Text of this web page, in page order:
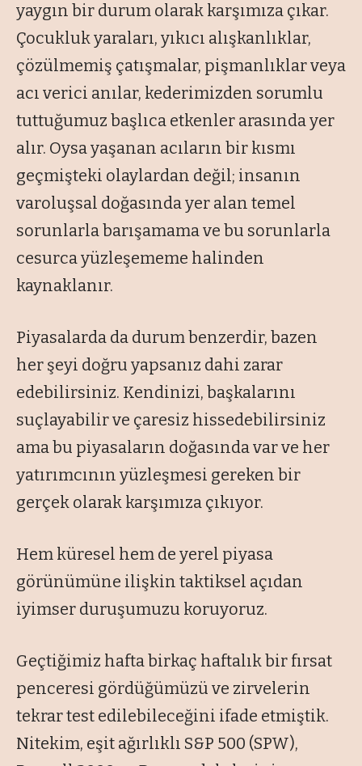
yaygın bir durum olarak karşımıza çıkar.
Çocukluk yaraları, yıkıcı alışkanlıklar,
çözülmemiş çatışmalar, pişmanlıklar veya
acı verici anılar, kederimizden sorumlu
tuttuğumuz başlıca etkenler arasında yer
alır. Oysa yaşanan acıların bir kısmı
geçmişteki olaylardan değil; insanın
varoluşsal doğasında yer alan temel
sorunlarla barışamama ve bu sorunlarla
cesurca yüzleşememe halinden
kaynaklanır.
Piyasalarda da durum benzerdir, bazen
her şeyi doğru yapsanız dahi zarar
edebilirsiniz. Kendinizi, başkalarını
suçlayabilir ve çaresiz hissedebilirsiniz
ama bu piyasaların doğasında var ve her
yatırımcının yüzleşmesi gereken bir
gerçek olarak karşımıza çıkıyor.
Hem küresel hem de yerel piyasa
görünümüne ilişkin taktiksel açıdan
iyimser duruşumuzu koruyoruz.
Geçtiğimiz hafta birkaç haftalık bir fırsat
penceresi gördüğümüzü ve zirvelerin
tekrar test edilebileceğini ifade etmiştik.
Nitekim, eşit ağırlıklı S&P 500 (SPW),